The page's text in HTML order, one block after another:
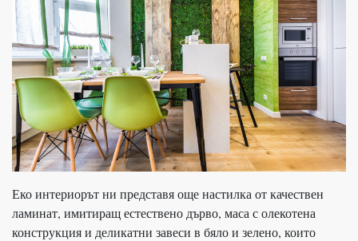
Еко интериорът ни представя още настилка от качествен
ламинат, имитиращ естествено дърво, маса с олекотена
конструкция и деликатни завеси в бяло и зелено, които